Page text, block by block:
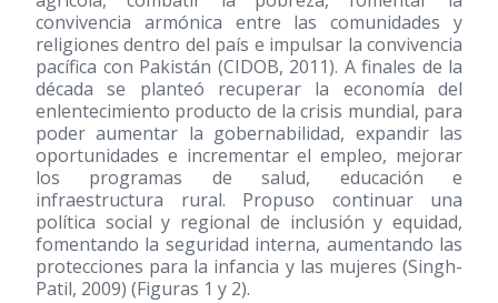
convivencia armónica entre las comunidades y
religiones dentro del país e impulsar la convivencia
pacífica con Pakistán (CIDOB, 2011). A finales de la
década se planteó recuperar la economía del
enlentecimiento producto de la crisis mundial, para
poder aumentar la gobernabilidad, expandir las
oportunidades e incrementar el empleo, mejorar
los programas de salud, educación e
infraestructura rural. Propuso continuar una
política social y regional de inclusión y equidad,
fomentando la seguridad interna, aumentando las
protecciones para la infancia y las mujeres (Singh-
Patil, 2009) (Figuras 1 y 2).